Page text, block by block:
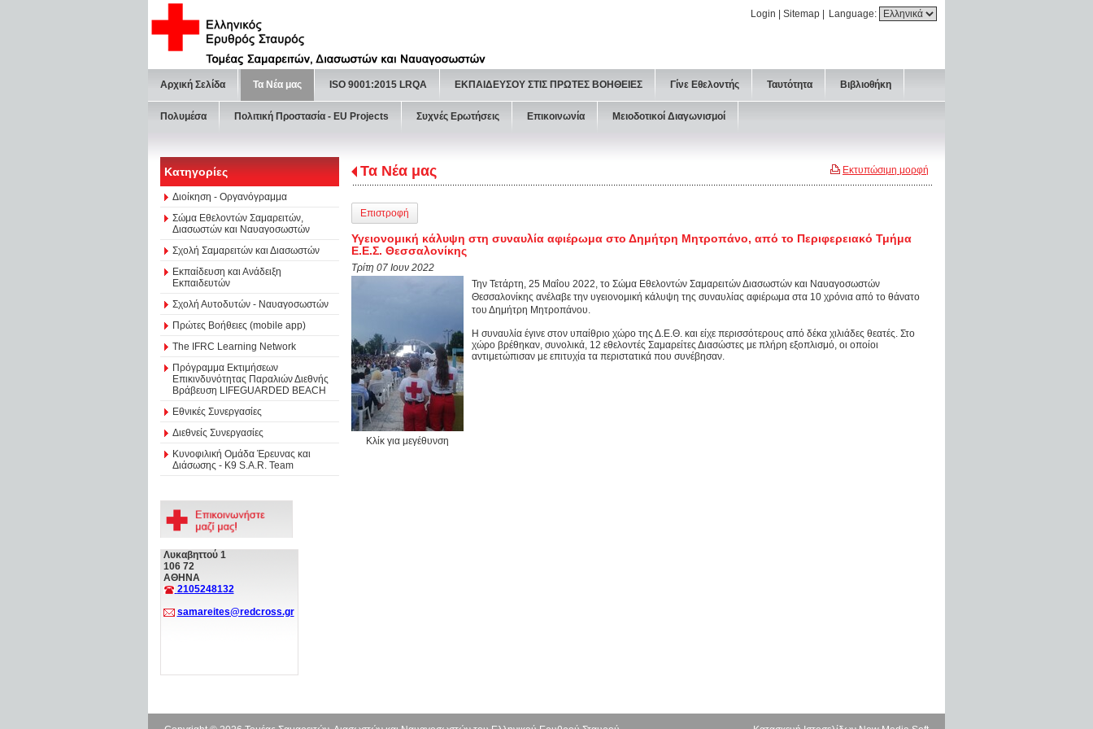
Language:
Login Sitemap
Αρχική Σελίδα Τα Νέα μας ISO 9001:2015 LRQA ΕΚΠΑΙΔΕΥΣΟΥ ΣΤΙΣ ΠΡΩΤΕΣ ΒΟΗΘΕΙΕΣ Γίνε Εθελοντής Ταυτότητα Βιβλιοθήκη
Πολυμέσα Πολιτική Προστασία - ΕU Projects Συχνές Ερωτήσεις Επικοινωνία Μειοδοτικοί Διαγωνισμοί
Κατηγορίες
Διοίκηση - Οργανόγραμμα
Σώμα Εθελοντών Σαμαρειτών,
Διασωστών και Ναυαγοσωστών
Σχολή Σαμαρειτών και Διασωστών
Εκπαίδευση και Ανάδειξη
Εκπαιδευτών
Σχολή Αυτοδυτών - Ναυαγοσωστών
Πρώτες Βοήθειες (mobile app)
The IFRC Learning Network
Πρόγραμμα Εκτιμήσεων
Επικινδυνότητας Παραλιών Διεθνής
Βράβευση LIFEGUARDED BEACH
Εθνικές Συνεργασίες
Διεθνείς Συνεργασίες
Κυνοφιλική Ομάδα Έρευνας και
Διάσωσης - Κ9 S.A.R. Team
Λυκαβηττού 1
106 72
ΑΘΗΝΑ
2105248132
samareites@redcross.gr
Εκτυπώσιμη μορφή
Τα Νέα μας
Επιστροφή
Υγειονομική κάλυψη στη συναυλία αφιέρωμα στο Δημήτρη Μητροπάνο, από το Περιφερειακό Τμήμα
Ε.Ε.Σ. Θεσσαλονίκης
Τρίτη 07 Ιουν 2022
Κλίκ για μεγέθυνση
Την Τετάρτη, 25 Μαΐου 2022, το Σώμα Εθελοντών Σαμαρειτών Διασωστών και Ναυαγοσωστών
Θεσσαλονίκης ανέλαβε την υγειονομική κάλυψη της συναυλίας αφιέρωμα στα 10 χρόνια από το θάνατο
του Δημήτρη Μητροπάνου.
Η συναυλία έγινε στον υπαίθριο χώρο της Δ.Ε.Θ. και είχε περισσότερους από δέκα χιλιάδες θεατές. Στο
χώρο βρέθηκαν, συνολικά, 12 εθελοντές Σαμαρείτες Διασώστες με πλήρη εξοπλισμό, οι οποίοι
αντιμετώπισαν με επιτυχία τα περιστατικά που συνέβησαν.